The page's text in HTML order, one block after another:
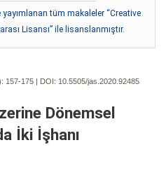
tüm makaleler “Creative
Lisansı” ile lisanslanmıştır.
157-175 | DOI: 10.5505/jas.2020.92485
Dönemsel
İki İşhanı